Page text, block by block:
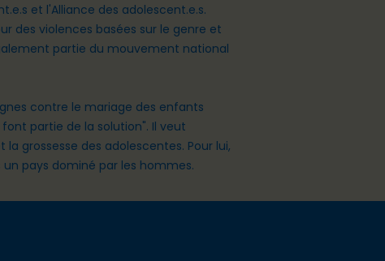
et l'Alliance des adolescent.e.s.
des violences basées sur le genre et
partie du mouvement national
contre le mariage des enfants
partie de la solution". Il veut
grossesse des adolescentes. Pour lui,
pays dominé par les hommes.